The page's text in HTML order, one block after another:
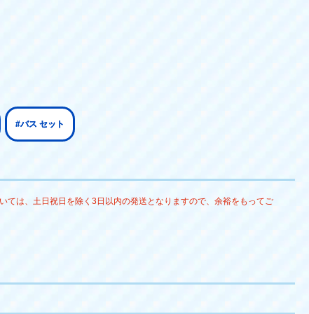
#バス セット
ては、土日祝日を除く3日以内の発送となりますので、余裕をもってご